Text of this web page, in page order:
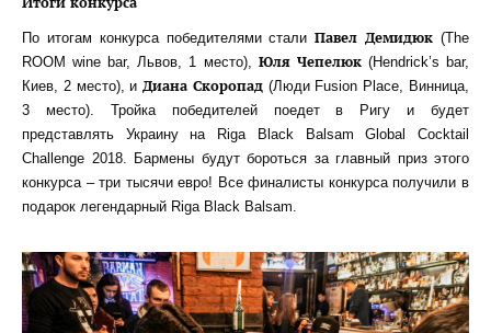
По итогам конкурса победителями сталиПавел Демидюк (The
ROOM wine bar, Львов, 1 место), Юля Чепелюк(Hendrick’s bar,
Киев, 2 место), иДиана Скоропад(Люди Fusion Place, Винница,
3 место). Тройка победителей поедет в Ригу и будет
представлять Украину на Riga Black Balsam Global Cocktail
Challenge 2018. Бармены будут бороться за главный приз этого
конкурса – три тысячи евро! Все финалисты конкурса получили в
подарок легендарный Riga Black Balsam.